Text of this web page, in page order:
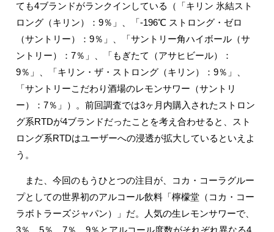
ても4ブランドがランクインしている（「キリン 氷結スト
ロング（キリン）：9％」、「-196℃ ストロング・ゼロ
（サントリー）：9％」、「サントリー角ハイボール（サ
ントリー）：7％」、「もぎたて（アサヒビール）：
9％」、「キリン・ザ・ストロング（キリン）：9％」、
「サントリーこだわり酒場のレモンサワー（サントリ
ー）：7％」）。前回調査では3ヶ月内購入されたストロン
グ系RTDが4ブランドだったことを考え合わせると、スト
ロング系RTDはユーザーへの浸透が拡大しているといえよ
う。
また、今回のもうひとつの注目が、コカ・コーラグルー
プとしての世界初のアルコール飲料「檸檬堂（コカ・コー
ラボトラーズジャパン）」だ。人気の生レモンサワーで、